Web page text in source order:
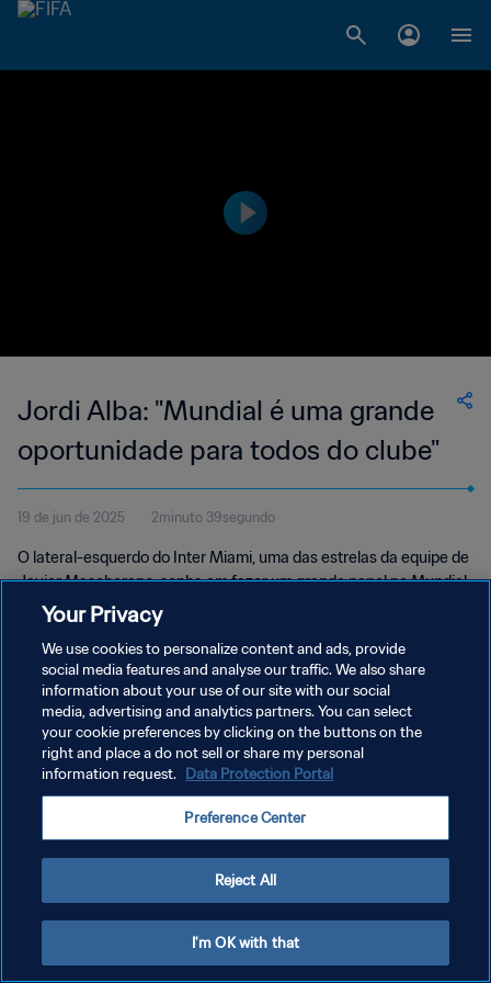
Jordi Alba: "Mundial é uma grande
oportunidade para todos do clube"
19 de jun de 2025 2minuto 39segundo
O lateral-esquerdo do Inter Miami, uma das estrelas da equipe de
Javier Mascherano, sonha em fazer um grande papel no Mundial
de Clubes diante de sua torcida.
POLÍTICA DE PRIVACIDADE
TERMOS DE SERVIÇO
ADMINISTRAR AS PREFERÊNCIAS DE COOKIES
Your Privacy
We use cookies to personalize content and ads, provide
social media features and analyse our traffic. We also share
information about your use of our site with our social
media, advertising and analytics partners. You can select
your cookie preferences by clicking on the buttons on the
right and place a do not sell or share my personal
information request. Data Protection Portal
Preference Center
Reject All
I'm OK with that